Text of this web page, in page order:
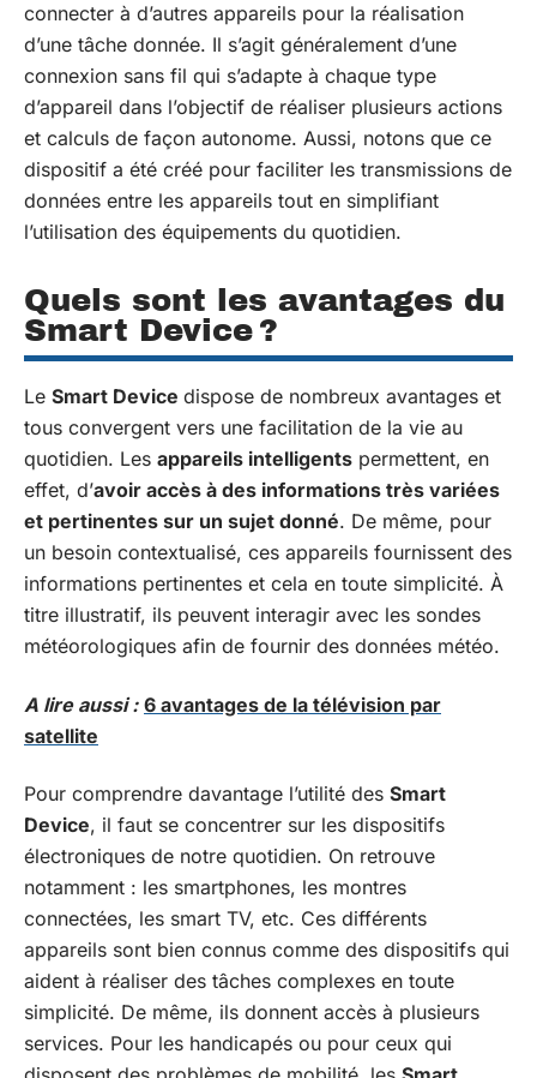
connecter à d’autres appareils pour la réalisation
d’une tâche donnée. Il s’agit généralement d’une
connexion sans fil qui s’adapte à chaque type
d’appareil dans l’objectif de réaliser plusieurs actions
et calculs de façon autonome. Aussi, notons que ce
dispositif a été créé pour faciliter les transmissions de
données entre les appareils tout en simplifiant
l’utilisation des équipements du quotidien.
Quels sont les avantages du
Smart Device ?
Le Smart Device dispose de nombreux avantages et
tous convergent vers une facilitation de la vie au
quotidien. Les appareils intelligents permettent, en
effet, d’avoir accès à des informations très variées
et pertinentes sur un sujet donné. De même, pour
un besoin contextualisé, ces appareils fournissent des
informations pertinentes et cela en toute simplicité. À
titre illustratif, ils peuvent interagir avec les sondes
météorologiques afin de fournir des données météo.
A lire aussi : 6 avantages de la télévision par
satellite
Pour comprendre davantage l’utilité des Smart
Device, il faut se concentrer sur les dispositifs
électroniques de notre quotidien. On retrouve
notamment : les smartphones, les montres
connectées, les smart TV, etc. Ces différents
appareils sont bien connus comme des dispositifs qui
aident à réaliser des tâches complexes en toute
simplicité. De même, ils donnent accès à plusieurs
services. Pour les handicapés ou pour ceux qui